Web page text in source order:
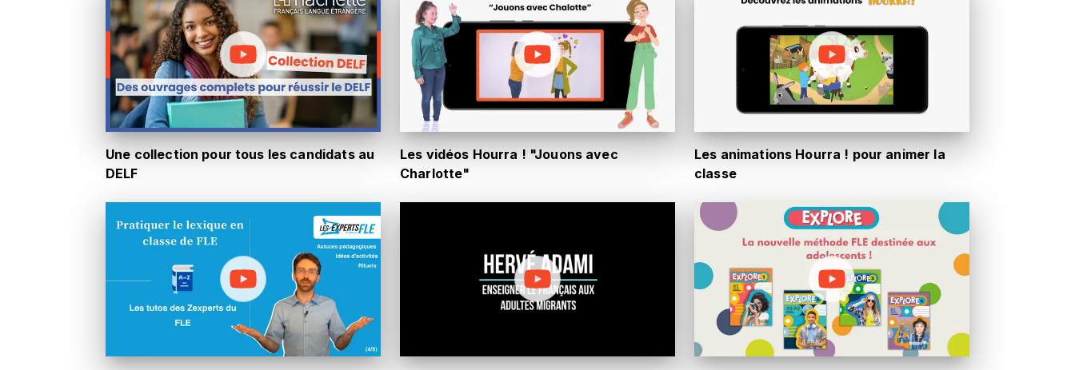
Une collection pour tous les candidats au
DELF
Les vidéos Hourra ! "Jouons avec
Charlotte"
Les animations Hourra ! pour animer la
classe